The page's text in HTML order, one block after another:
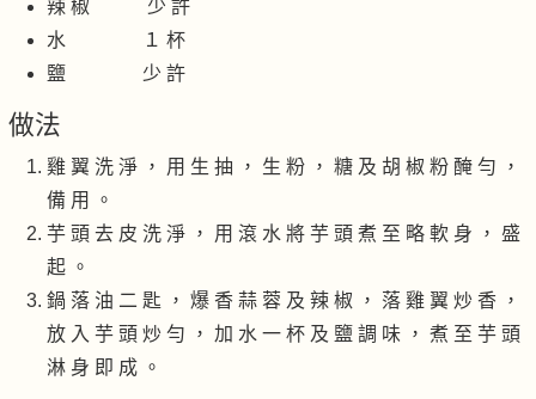
辣 椒 少 許
水 １ 杯
鹽 少 許
做法
雞 翼 洗 淨 ， 用 生 抽 ， 生 粉 ， 糖 及 胡 椒 粉 醃 勻 ，
備 用 。
芋 頭 去 皮 洗 淨 ， 用 滾 水 將 芋 頭 煮 至 略 軟 身 ， 盛
起 。
鍋 落 油 二 匙 ， 爆 香 蒜 蓉 及 辣 椒 ， 落 雞 翼 炒 香 ，
放 入 芋 頭 炒 勻 ， 加 水 一 杯 及 鹽 調 味 ， 煮 至 芋 頭
淋 身 即 成 。